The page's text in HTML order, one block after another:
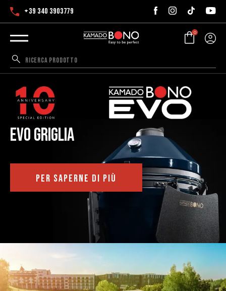
+39 340 3903779
0
EVO griglia
PER SAPERNE DI PIÙ